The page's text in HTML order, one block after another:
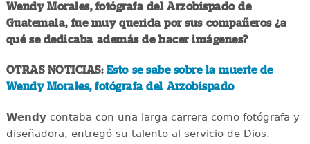
Wendy Morales, fotógrafa del Arzobispado de
Guatemala, fue muy querida por sus compañeros ¿a
qué se dedicaba además de hacer imágenes?
OTRAS NOTICIAS: Esto se sabe sobre la muerte de
Wendy Morales, fotógrafa del Arzobispado
Wendycontaba con una larga carrera como fotógrafa y
diseñadora, entregó su talento al servicio de Dios.